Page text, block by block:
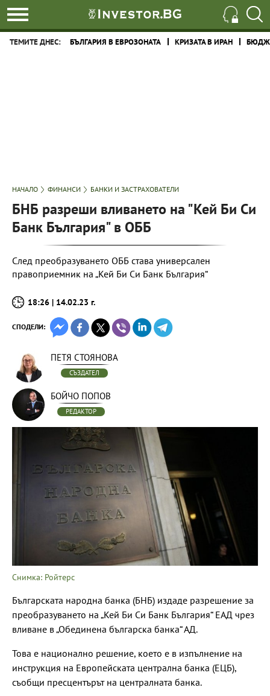
ТЕМИТЕ ДНЕС: БЪЛГАРИЯ В ЕВРОЗОНАТА КРИЗАТА В ИРАН
НАЧАЛО ФИНАНСИ БАНКИ И ЗАСТРАХОВАТЕЛИ
БНБ разреши вливането на "Кей Би Си
Банк България" в ОББ
След преобразуването ОББ става универсален
правоприемник на „Кей Би Си Банк България“
18:26 | 14.02.23 г.
СПОДЕЛИ:
ПЕТЯ СТОЯНОВА
СЪЗДАТЕЛ
БОЙЧО ПОПОВ
РЕДАКТОР
Снимка: Ройтерс
Българската народна банка (БНБ) издаде разрешение за
преобразуването на „Кей Би Си Банк България“ ЕАД чрез
вливане в „Обединена българска банка“ АД.
Това е национално решение, което е в изпълнение на
инструкция на Европейската централна банка (ЕЦБ),
съобщи пресцентърът на централната банка.